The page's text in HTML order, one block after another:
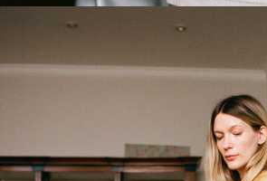
КАК ЙОГА-ПРАКТИКА ПОМОГАЕТ
ПОДГОТОВИТЬСЯ К МАТЕРИНСТВУ?
Кундалини-йога помогает обрести две главные
внутри есть вера и любовь, исчезает ощущение
ограничений. Ты начинаешь видеть возможности
действительно приходят. Но не из головы,